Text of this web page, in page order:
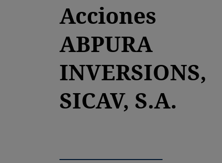
Acciones
ABPURA
INVERSIONS,
SICAV, S.A.